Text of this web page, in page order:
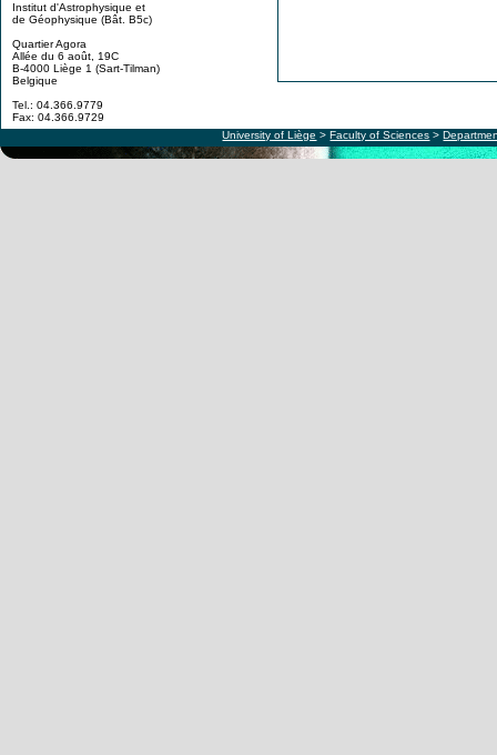
Institut d'Astrophysique et
de Géophysique (Bât. B5c)
Quartier Agora
Allée du 6 août, 19C
B-4000 Liège 1 (Sart-Tilman)
Belgique
Tel.: 04.366.9779
Fax: 04.366.9729
University of Liège >Faculty of Sciences >